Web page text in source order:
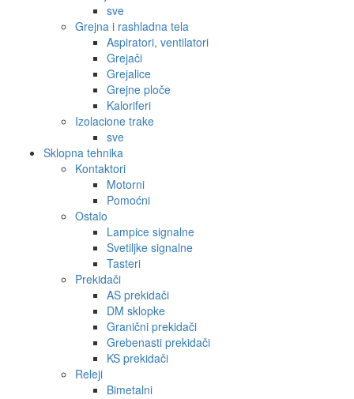
sve
Grejna i rashladna tela
Aspiratori, ventilatori
Grejači
Grejalice
Grejne ploče
Kaloriferi
Izolacione trake
sve
Sklopna tehnika
Kontaktori
Motorni
Pomoćni
Ostalo
Lampice signalne
Svetiljke signalne
Tasteri
Prekidači
AS prekidači
DM sklopke
Granični prekidači
Grebenasti prekidači
KS prekidači
Releji
Bimetalni